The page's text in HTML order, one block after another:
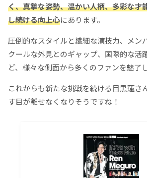
く、真摯な姿勢、温かい人柄、多彩な才
し続ける向上心にあります。
圧倒的なスタイルと繊細な演技力、メン
クールな外見とのギャップ、国際的な活
ど、様々な側面から多くのファンを魅了
これからも新たな挑戦を続ける目黒蓮さ
す目が離せなくなりそうですね！